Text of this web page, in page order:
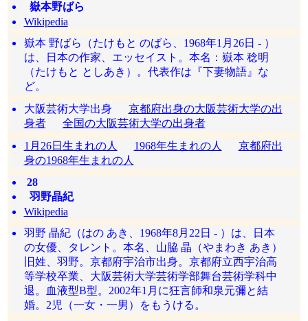
嶽本野ばら
Wikipedia
嶽本 野ばら（たけもと のばら、1968年1月26日 - ）
は、日本の作家、エッセイスト。本名：嶽本 稔明
（たけもと としあき）。代表作は『下妻物語』な
ど。
大阪芸術大学出身 京都府出身の大阪芸術大学の出
身者
全国の大阪芸術大学の出身者
1月26日生まれの人
1968年生まれの人
京都府出
身の1968年生まれの人
28
羽野晶紀
Wikipedia
羽野 晶紀（はの あき、1968年8月22日 - ）は、日本
の女優、タレント。本名、山脇 晶（やまわき あき）
旧姓、羽野。京都府宇治市出身。京都府立西宇治高
等学校卒業、大阪芸術大学芸術学部舞台芸術学科中
退。血液型B型。2002年1月に狂言師和泉元彌と結
婚。2児（一女・一男）をもうける。